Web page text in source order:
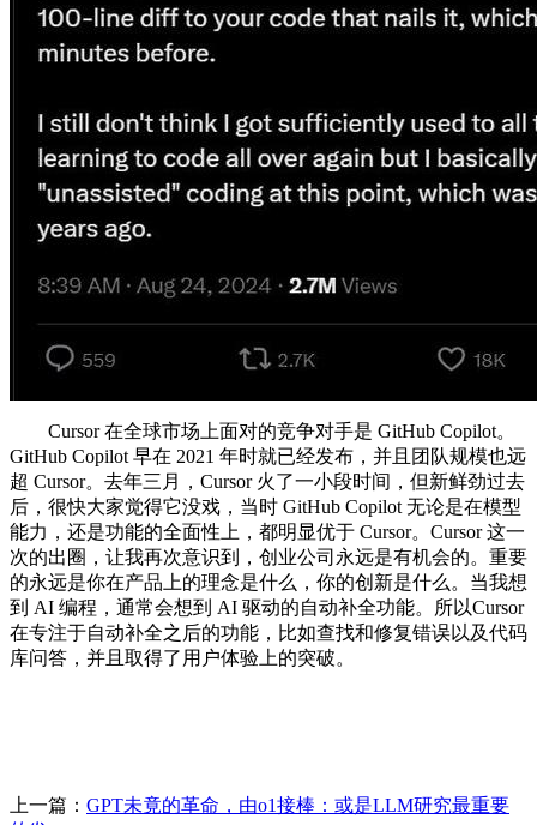
Cursor 在全球市场上面对的竞争对手是 GitHub Copilot。
GitHub Copilot 早在 2021 年时就已经发布，并且团队规模也远
超 Cursor。去年三月，Cursor 火了一小段时间，但新鲜劲过去
后，很快大家觉得它没戏，当时 GitHub Copilot 无论是在模型
能力，还是功能的全面性上，都明显优于 Cursor。Cursor 这一
次的出圈，让我再次意识到，创业公司永远是有机会的。重要
的永远是你在产品上的理念是什么，你的创新是什么。当我想
到 AI 编程，通常会想到 AI 驱动的自动补全功能。所以Cursor
在专注于自动补全之后的功能，比如查找和修复错误以及代码
库问答，并且取得了用户体验上的突破。
上一篇： GPT未竟的革命，由o1接棒：或是LLM研究最重要